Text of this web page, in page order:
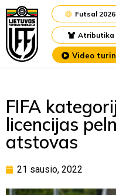
Atributika
Futsal 2026
Video
FIFA
licencijas
atstovas
21 sausio, 2022